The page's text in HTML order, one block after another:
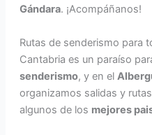
Gándara. ¡Acompáñanos!
Rutas de senderismo para
Cantabria es un paraíso
senderismo, y en el
organizamos salidas y
algunos de los mejores